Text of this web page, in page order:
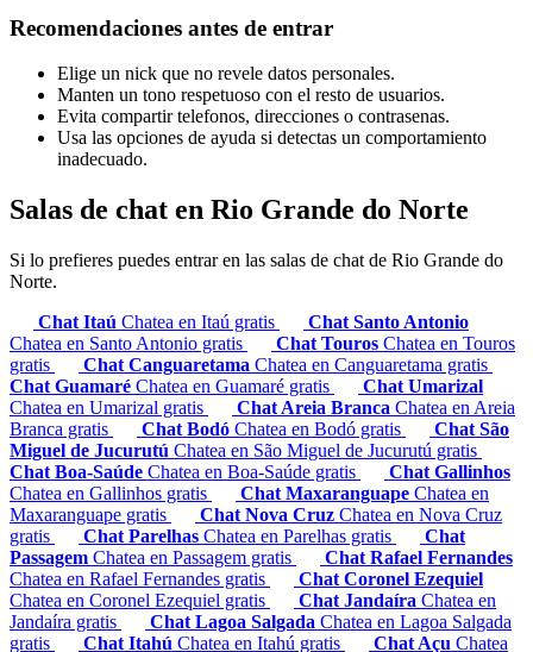
Recomendaciones antes de entrar
Elige un nick que no revele datos personales.
Manten un tono respetuoso con el resto de usuarios.
Evita compartir telefonos, direcciones o contrasenas.
Usa las opciones de ayuda si detectas un comportamiento
inadecuado.
Salas de chat en Rio Grande do Norte
Si lo prefieres puedes entrar en las salas de chat de Rio Grande do
Norte.
Chat Itaú Chatea en Itaú gratis
Chat Santo Antonio
Chatea en Santo Antonio gratis
Chat Touros Chatea en Touros
gratis
Chat Canguaretama Chatea en Canguaretama gratis
Chat Guamaré Chatea en Guamaré gratis
Chat Umarizal
Chatea en Umarizal gratis
Chat Areia Branca Chatea en Areia
Branca gratis
Chat Bodó Chatea en Bodó gratis
Chat São
Miguel de Jucurutú Chatea en São Miguel de Jucurutú gratis
Chat Boa-Saúde Chatea en Boa-Saúde gratis
Chat Gallinhos
Chatea en Gallinhos gratis
Chat Maxaranguape Chatea en
Maxaranguape gratis
Chat Nova Cruz Chatea en Nova Cruz
gratis
Chat Parelhas Chatea en Parelhas gratis
Chat
Passagem Chatea en Passagem gratis
Chat Rafael Fernandes
Chatea en Rafael Fernandes gratis
Chat Coronel Ezequiel
Chatea en Coronel Ezequiel gratis
Chat Jandaíra Chatea en
Jandaíra gratis
Chat Lagoa Salgada Chatea en Lagoa Salgada
gratis
Chat Itahú Chatea en Itahú gratis Chat Açu Chatea